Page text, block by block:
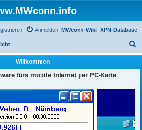
APN-Database
MWconn-Wiki
Anmelden
u
Willkommen
fürs mobile Internet per PC-Karte